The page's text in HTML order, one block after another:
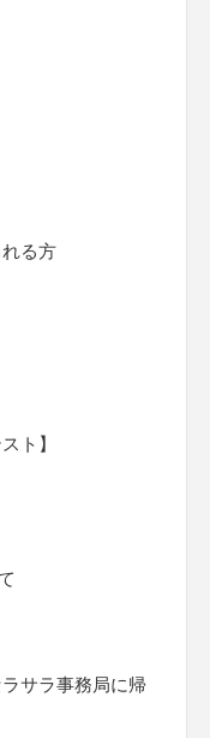
る方
ト】
サラ事務局に帰